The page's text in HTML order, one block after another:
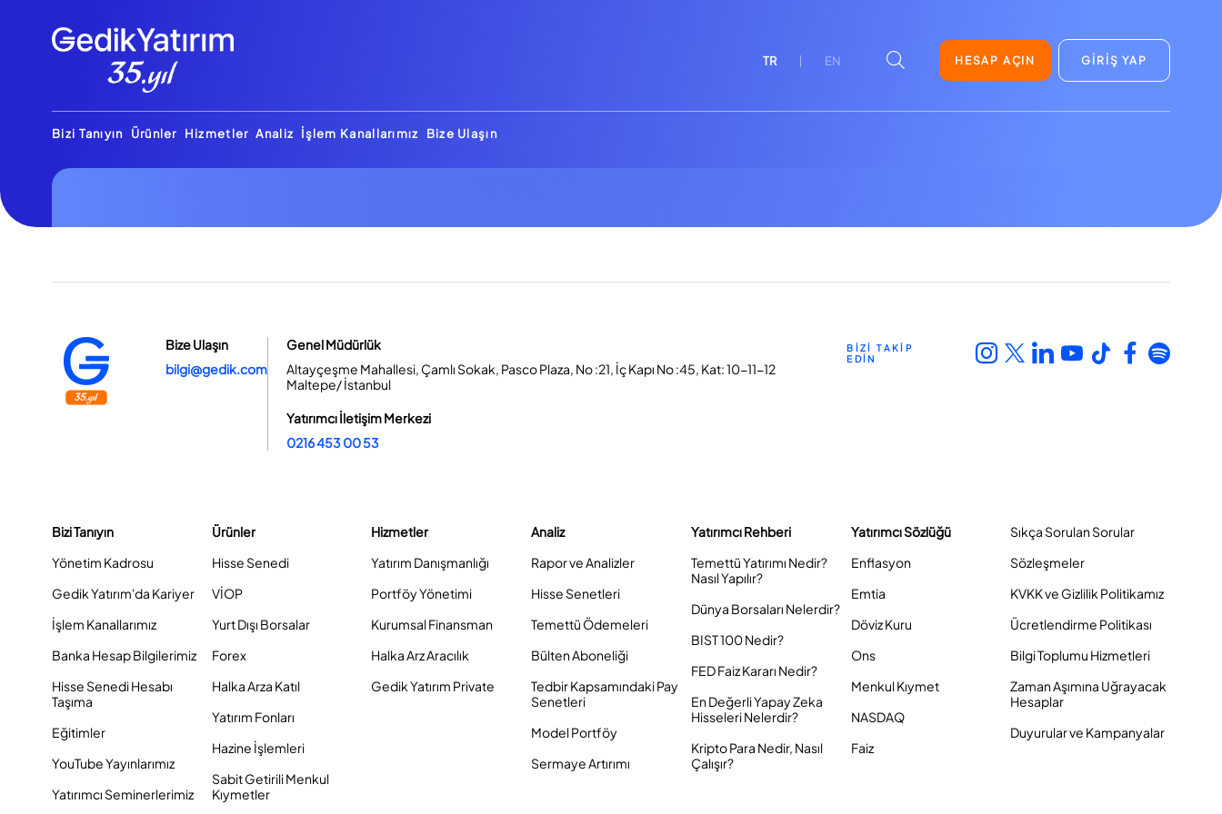
TR EN HESAP AÇIN GİRİŞ YAP
Bizi Tanıyın Ürünler Hizmetler Analiz İşlem Kanallarımız Bize Ulaşın
Bize Ulaşın
bilgi@gedik.com
Genel Müdürlük
Altayçeşme Mahallesi, Çamlı Sokak, Pasco Plaza, No :21, İç Kapı No :45, Kat: 10-11-12
Maltepe/ İstanbul
Yatırımcı İletişim Merkezi
0216 453 00 53
BİZİ TAKİP
EDİN
Bizi Tanıyın
Yönetim Kadrosu
Gedik Yatırım'da Kariyer
İşlem Kanallarımız
Banka Hesap Bilgilerimiz
Hisse Senedi Hesabı
Taşıma
Eğitimler
YouTube Yayınlarımız
Yatırımcı Seminerlerimiz
Ürünler
Hisse Senedi
VİOP
Yurt Dışı Borsalar
Forex
Halka Arza Katıl
Yatırım Fonları
Hazine İşlemleri
Sabit Getirili Menkul
Kıymetler
Hizmetler
Yatırım Danışmanlığı
Portföy Yönetimi
Kurumsal Finansman
Halka Arz Aracılık
Gedik Yatırım Private
Analiz
Rapor ve Analizler
Hisse Senetleri
Temettü Ödemeleri
Bülten Aboneliği
Tedbir Kapsamındaki Pay
Senetleri
Model Portföy
Sermaye Artırımı
Yatırımcı Rehberi
Temettü Yatırımı Nedir?
Nasıl Yapılır?
Dünya Borsaları Nelerdir?
BIST 100 Nedir?
FED Faiz Kararı Nedir?
En Değerli Yapay Zeka
Hisseleri Nelerdir?
Kripto Para Nedir, Nasıl
Çalışır?
Yatırımcı Sözlüğü
Enflasyon
Emtia
Döviz Kuru
Ons
Menkul Kıymet
NASDAQ
Faiz
Sıkça Sorulan Sorular
Sözleşmeler
KVKK ve Gizlilik Politikamız
Ücretlendirme Politikası
Bilgi Toplumu Hizmetleri
Zaman Aşımına Uğrayacak
Hesaplar
Duyurular ve Kampanyalar